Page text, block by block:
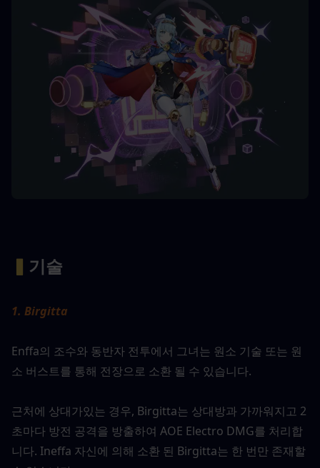
▍ 기술
1. Birgitta
Enffa의 조수와 동반자 전투에서 그녀는 원소 기술 또는 원
소 버스트를 통해 전장으로 소환 될 수 있습니다.
근처에 상대가있는 경우, Birgitta는 상대방과 가까워지고 2
초마다 방전 공격을 방출하여 AOE Electro DMG를 처리합
니다. Ineffa 자신에 의해 소환 된 Birgitta는 한 번만 존재할